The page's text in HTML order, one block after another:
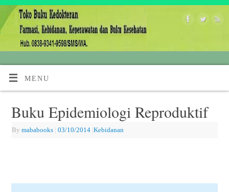
MENU
Buku Epidemiologi Reproduktif
By mababooks | 03/10/2014 |Kebidanan